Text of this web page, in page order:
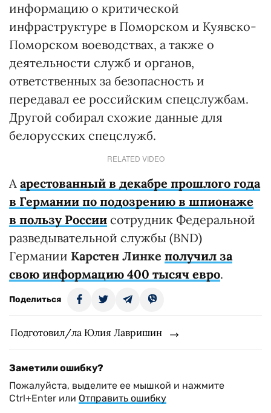
информацию о критической
инфраструктуре в Поморском и Куявско-
Поморском воеводствах, а также о
деятельности служб и органов,
ответственных за безопасность и
передавал ее российским спецслужбам.
Другой собирал схожие данные для
белорусских спецслужб.
RELATED VIDEO
А арестованный в декабре прошлого года
в Германии по подозрению в шпионаже
в пользу России сотрудник Федеральной
разведывательной службы (BND)
Германии Карстен Линке получил за
свою информацию 400 тысяч евро.
Поделиться
Подготовил/ла Юлия Лавришин
Заметили ошибку?
Пожалуйста, выделите ее мышкой и нажмите
Ctrl+Enter или Отправить ошибку